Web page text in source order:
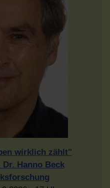
wirklich zählt"
Hanno Beck